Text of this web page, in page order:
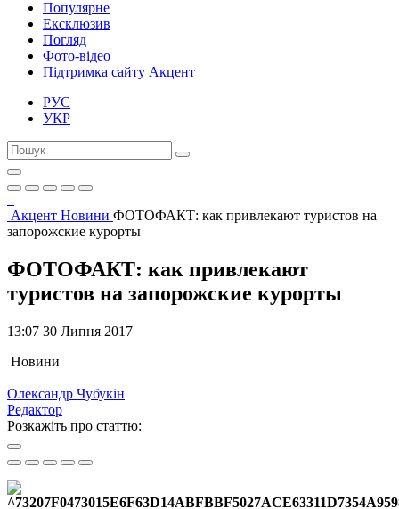
Популярне
Ексклюзив
Погляд
Фото-відео
Підтримка сайту Акцент
РУС
УКР
Акцент Новини ФОТОФАКТ: как привлекают туристов на
запорожские курорты
ФОТОФАКТ: как привлекают
туристов на запорожские курорты
13:07 30 Липня 2017
Новини
Олександр Чубукін
Редактор
Розкажіть про статтю: